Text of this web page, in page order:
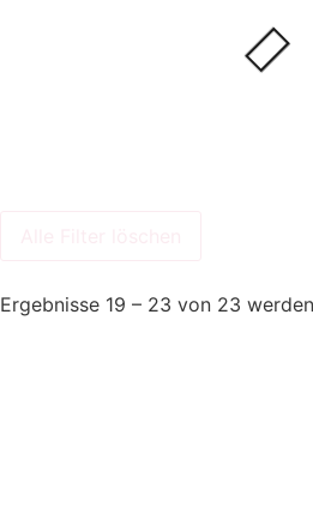
Ergebnisse 19 – 23 von 23